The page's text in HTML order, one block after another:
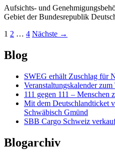
Aufsichts- und
Gebiet der Bundesrepublik
Beitragsnavigation
1 2 … 4 Nächste →
Blog
SWEG erhält Zuschlag für
Veranstaltungskalender zum
111 gegen 111 – Menschen
Mit dem Deutschlandticket
Schwäbisch Gmünd
SBB Cargo Schweiz
Blogarchiv